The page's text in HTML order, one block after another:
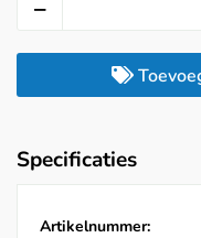
Specificaties
Artikelnummer: